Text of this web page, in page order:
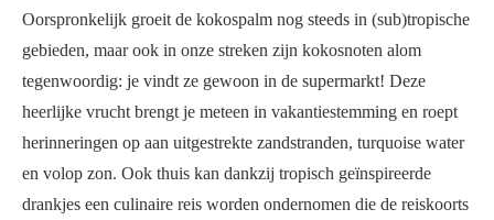
Oorspronkelijk groeit de kokospalm nog steeds in (sub)tropische
gebieden, maar ook in onze streken zijn kokosnoten alom
tegenwoordig: je vindt ze gewoon in de supermarkt! Deze
heerlijke vrucht brengt je meteen in vakantiestemming en roept
herinneringen op aan uitgestrekte zandstranden, turquoise water
en volop zon. Ook thuis kan dankzij tropisch geïnspireerde
drankjes een culinaire reis worden ondernomen die de reiskoorts